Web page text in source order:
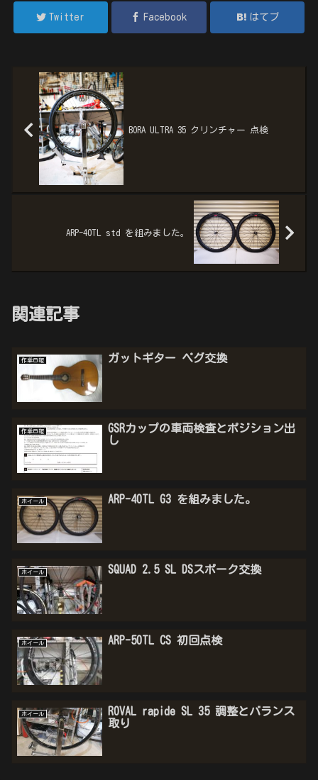
Twitter Facebook はてブ
BORA ULTRA 35 クリンチャー 点検
ARP-40TL std を組みました。
関連記事
作業日報 ガットギター ペグ交換
作業日報
GSRカップの車両検査とポジション出
し
ホイール ARP-40TL G3 を組みました。
ホイール SQUAD 2.5 SL DSスポーク交換
ホイール ARP-50TL CS 初回点検
ホイール
ROVAL rapide SL 35 調整とバランス
取り